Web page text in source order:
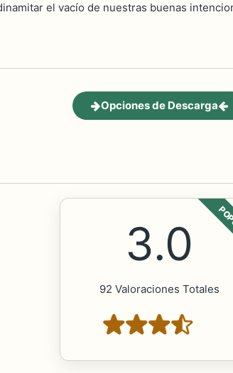
el vacío de nuestras buenas
Opciones de Descarga
3.0
92 Valoraciones Totales